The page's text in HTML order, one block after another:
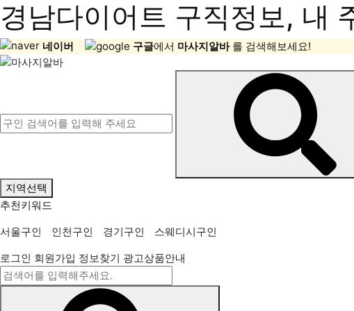
경남다이어트 구직정보, 내
네이버 구글에서 마사지알바 를 검색해보세요!
지역선택
추천키워드
서울구인
인천구인 경기구인
스웨디시구인
로그인 회원가입 정보찾기 광고상품안내